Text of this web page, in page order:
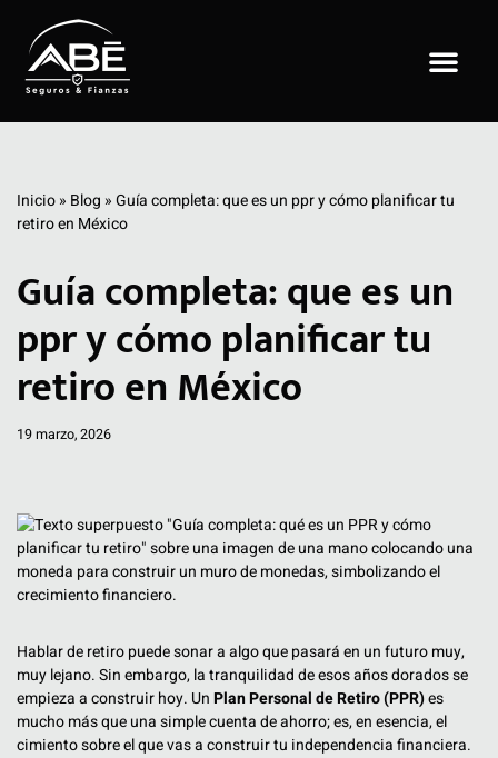
Saltar
al
Inicio» Blog »Guía completa: que es un ppr y cómo planificar tu
retiro en México
Guía completa: que es un
ppr y cómo planificar tu
retiro en México
19 marzo, 2026
Hablar de retiro puede sonar a algo que pasará en un futuro muy,
muy lejano. Sin embargo, la tranquilidad de esos años dorados se
empieza a construir hoy. UnPlan Personal de Retiro (PPR)es
mucho más que una simple cuenta de ahorro; es, en esencia, el
cimiento sobre el que vas a construir tu independencia financiera.